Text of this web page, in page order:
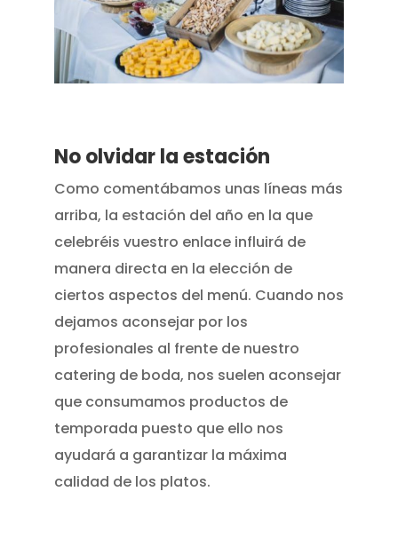
No olvidar la estación
Como comentábamos unas líneas más
arriba, la estación del año en la que
celebréis vuestro enlace influirá de
manera directa en la elección de
ciertos aspectos del menú. Cuando nos
dejamos aconsejar por los
profesionales al frente de nuestro
catering de boda, nos suelen aconsejar
que consumamos productos de
temporada puesto que ello nos
ayudará a garantizar la máxima
calidad de los platos.